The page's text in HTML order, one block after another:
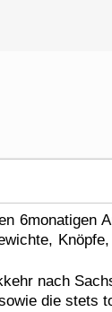
6monatigen
nach
die stets